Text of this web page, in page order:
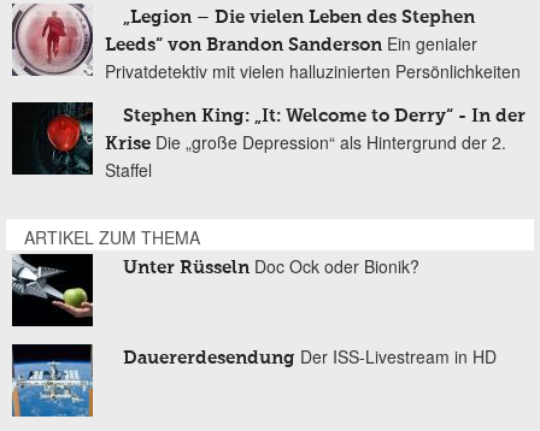
„Legion – Die vielen Leben des Stephen
Leeds“ von Brandon Sanderson Ein genialer
Privatdetektiv mit vielen halluzinierten Persönlichkeiten
Stephen King: „It: Welcome to Derry“ - In der
Krise Die „große Depression“ als Hintergrund der 2.
Staffel
ARTIKEL ZUM THEMA
Unter Rüsseln Doc Ock oder Bionik?
Dauererdesendung Der ISS-Livestream in HD